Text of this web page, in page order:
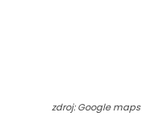
zdroj: Google maps